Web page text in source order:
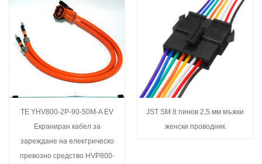
TE YHV800-2P-90-50M-A EV
Екраниран кабел за
зареждане на електрическо
превозно средство HVP800-
JST SM 8 пинов 2,5 мм мъжки
женски проводник